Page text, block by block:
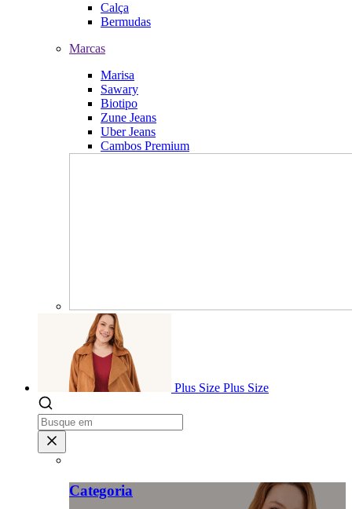
Calça
Bermudas
Marcas
Marisa
Sawary
Biotipo
Zune Jeans
Uber Jeans
Cambos Premium
Plus Size Plus Size
Categoria